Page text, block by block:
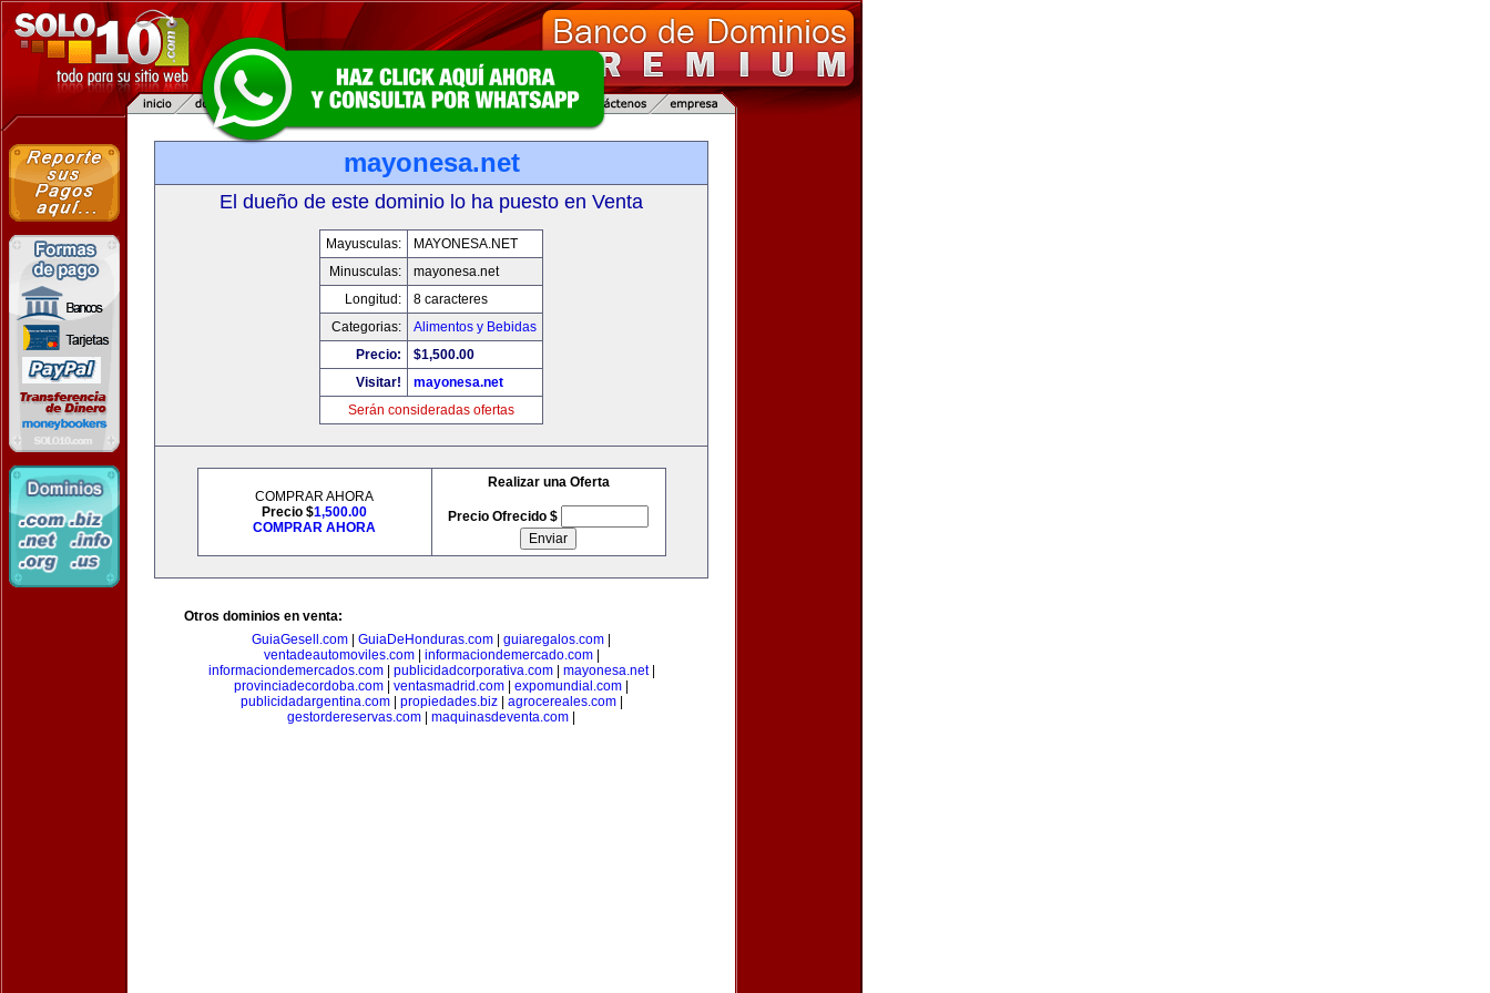
mayonesa.net
El dueño de este dominio lo ha puesto en Venta
Mayusculas:
MAYONESA.NET
Minusculas:
mayonesa.net
Longitud:
8 caracteres
Categorias:
Alimentos y Bebidas
Precio:
$1,500.00
Visitar!
mayonesa.net
Serán consideradas ofertas
COMPRAR AHORA
Precio $1,500.00
COMPRAR AHORA
Realizar una Oferta
Precio Ofrecido $
Otros dominios en venta:
GuiaGesell.com
GuiaDeHonduras.com guiaregalos.com
ventadeautomoviles.com| informaciondemercado.com|
informaciondemercados.com| publicidadcorporativa.com| mayonesa.net|
provinciadecordoba.com
ventasmadrid.com expomundial.com
publicidadargentina.com| propiedades.biz| agrocereales.com|
gestordereservas.com
maquinasdeventa.com